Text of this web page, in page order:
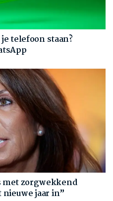
telefoon staan?
met zorgwekkend
jaar in”